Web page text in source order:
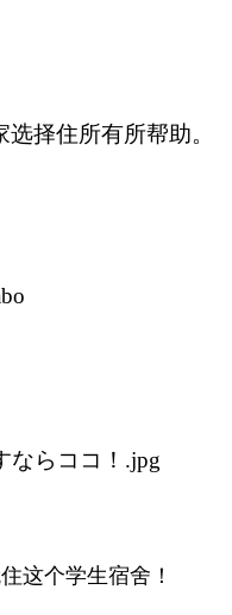
择住所有所帮助。
这个学生宿舍！